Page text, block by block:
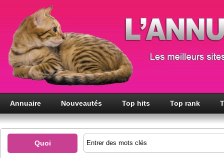
Annuaire Nouveautés Top hits Top rank
Quoi